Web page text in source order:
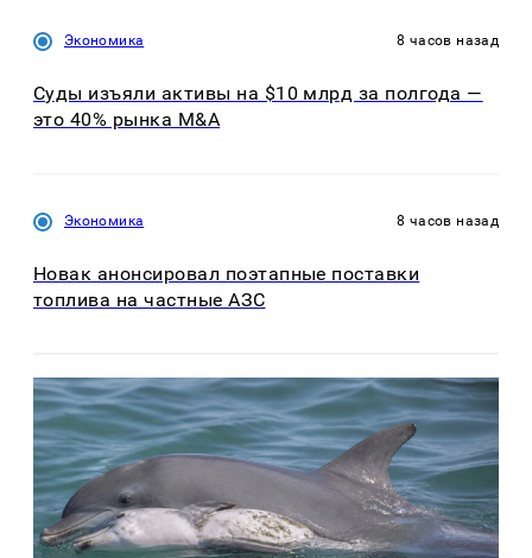
Экономика 8 часов назад
Суды изъяли активы на $10 млрд за полгода —
это 40% рынка M&A
Экономика 8 часов назад
Новак анонсировал поэтапные поставки
топлива на частные АЗС